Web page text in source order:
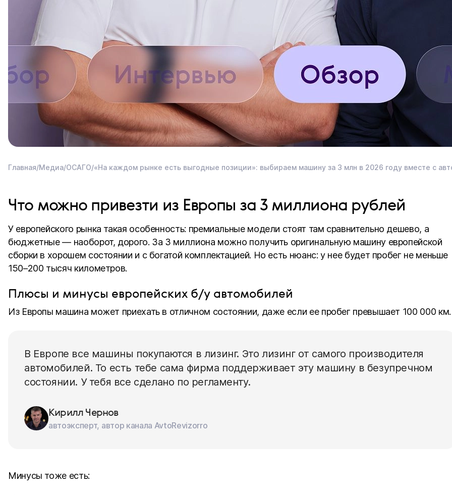
Главная/Медиа/ОСАГО/«На каждом рынке есть выгодные позиции»: выбираем машину за 3 млн в 2026 году вместе с
Что можно привезти из Европы за 3 миллиона рублей
У европейского рынка такая особенность: премиальные модели стоят там сравнительно дешево, а
бюджетные — наоборот, дорого. За 3 миллиона можно получить оригинальную машину европейской
сборки в хорошем состоянии и с богатой комплектацией. Но есть нюанс: у нее будет пробег не меньше
150–200 тысяч километров.
Плюсы и минусы европейских б/у автомобилей
Из Европы машина может приехать в отличном состоянии, даже если ее пробег превышает 100 000 км.
В Европе все машины покупаются в лизинг. Это лизинг от самого производителя
автомобилей. То есть тебе сама фирма поддерживает эту машину в безупречном
состоянии. У тебя все сделано по регламенту.
Кирилл Чернов
автоэксперт, автор канала AvtoRevizorro
Минусы тоже есть: